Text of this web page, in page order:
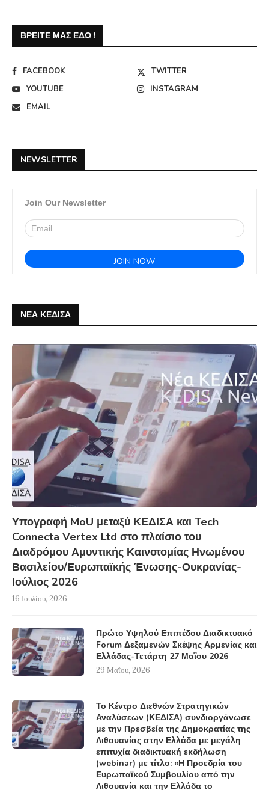
ΒΡΕΊΤΕ ΜΑΣ ΕΔΏ !
FACEBOOK
TWITTER
YOUTUBE
INSTAGRAM
EMAIL
NEWSLETTER
Join Our Newsletter
ΝΕΑ ΚΕΔΙΣΑ
Υπογραφή MoU μεταξύ ΚΕΔΙΣΑ και Tech
Connecta Vertex Ltd στο πλαίσιο του
Διαδρόμου Αμυντικής Καινοτομίας Ηνωμένου
Βασιλείου/Ευρωπαϊκής Ένωσης-Ουκρανίας-
Ιούλιος 2026
16 Ιουλίου, 2026
Πρώτο Υψηλού Επιπέδου Διαδικτυακό
Forum Δεξαμενών Σκέψης Αρμενίας και
Ελλάδας-Τετάρτη 27 Μαΐου 2026
29 Μαΐου, 2026
Το Κέντρο Διεθνών Στρατηγικών
Αναλύσεων (ΚΕΔΙΣΑ) συνδιοργάνωσε
με την Πρεσβεία της Δημοκρατίας της
Λιθουανίας στην Ελλάδα με μεγάλη
επιτυχία διαδικτυακή εκδήλωση
(webinar) με τίτλο: «Η Προεδρία του
Ευρωπαϊκού Συμβουλίου από την
Λιθουανία και την Ελλάδα το